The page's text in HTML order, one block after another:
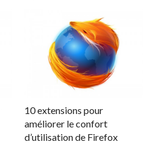
10 extensions pour
améliorer le confort
d’utilisation de Firefox